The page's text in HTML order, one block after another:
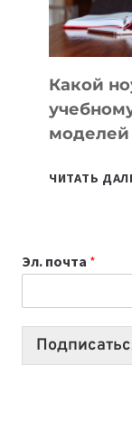
Какой
моделей
ЧИТАТЬ
Эл. почта *